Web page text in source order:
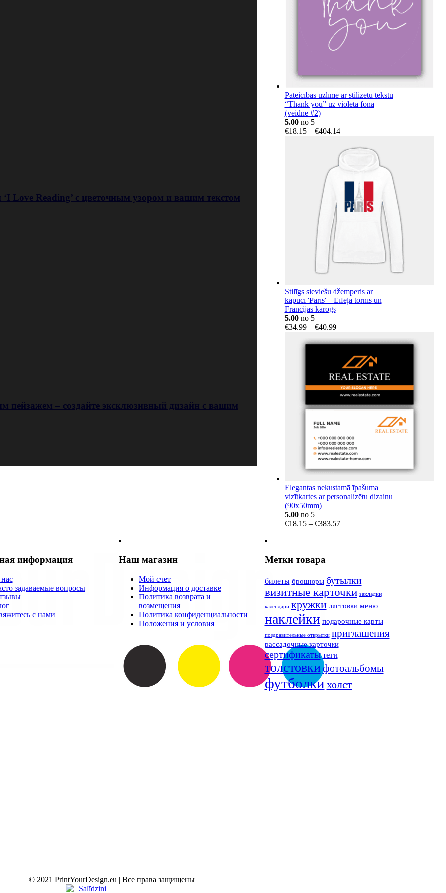
Love Reading’ с цветочным узором и вашим текстом
пейзажем – создайте эксклюзивный дизайн с вашим
Pateicības uzlīme ar stilizētu tekstu
“Thank you” uz violeta fona
(veidne #2)
5.00no 5
€18.15 – €404.14Price
€18.15
through
Stilīgs sieviešu džemperis ar
kapuci 'Paris' – Eifeļa tornis un
Francijas karogs
5.00no 5
€34.99 – €40.99Price
€34.99
through
€40.99
Elegantas nekustamā īpašuma
vizītkartes ar personalizētu dizainu
(90x50mm)
5.00no 5
€18.15 – €383.57Price
информация
задаваемые вопросы
с нами
Наш магазин
Мой счет
Информация о доставке
Политика возврата и
возмещения
Политика конфиденциальности
Положения и условия
Метки товара
билеты брошюры бутылки
визитные карточки закладки
календари кружки листовки меню
наклейки подарочные карты
поздравительные открытки приглашения
рассадочные карточки
сертификаты теги
толстовкифотоальбомы
футболки холст
© 2021 PrintYourDesign.eu | Все права защищены